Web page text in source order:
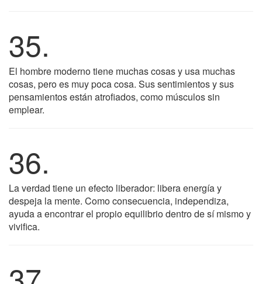
35.
El hombre moderno tiene muchas cosas y usa muchas
cosas, pero es muy poca cosa. Sus sentimientos y sus
pensamientos están atrofiados, como músculos sin
emplear.
36.
La verdad tiene un efecto liberador: libera energía y
despeja la mente. Como consecuencia, independiza,
ayuda a encontrar el propio equilibrio dentro de sí mismo y
vivifica.